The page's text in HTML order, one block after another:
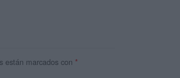
están marcados con *